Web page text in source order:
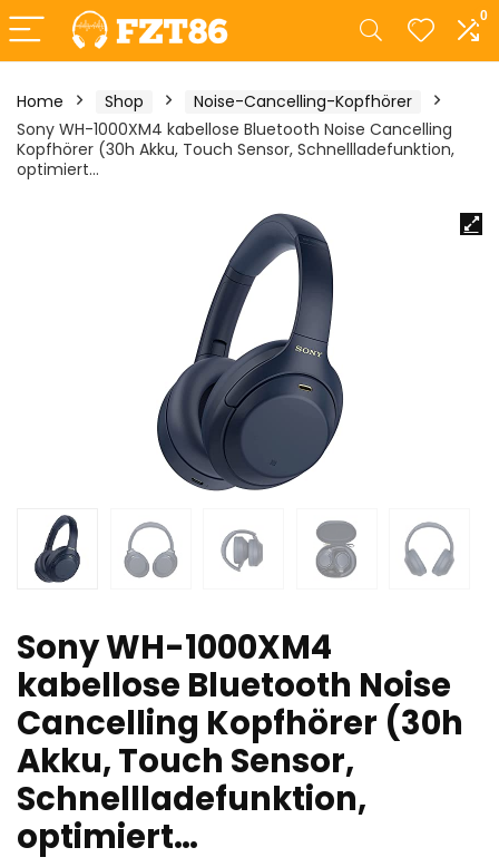
0
Home Shop
Noise-Cancelling-Kopfhörer
Sony WH-1000XM4 kabellose Bluetooth Noise Cancelling
Kopfhörer (30h Akku, Touch Sensor, Schnellladefunktion,
optimiert…
Sony WH-1000XM4
kabellose Bluetooth Noise
Cancelling Kopfhörer (30h
Akku, Touch Sensor,
Schnellladefunktion,
optimiert…